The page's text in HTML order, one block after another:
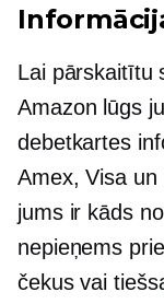
Lai pārskaitītu
Amazon lūgs
debetkartes
Amex, Visa
jums ir kāds
nepieņems
čekus vai